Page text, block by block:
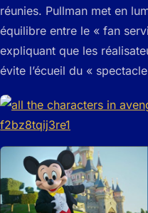
réunies. Pullman met en
équilibre entre le « fan
expliquant que les
évite l’écueil du «